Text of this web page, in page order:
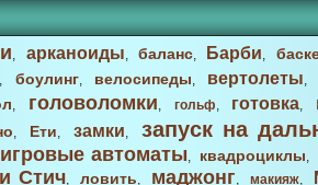
, арканоиды, баланс, Барби,
, боулинг, велосипеды, вертолеты,
, головоломки, гольф, готовка,
, Ети, замки, запуск на
игровые автоматы, квадроциклы,
Стич,ловить, маджонг, макияж,